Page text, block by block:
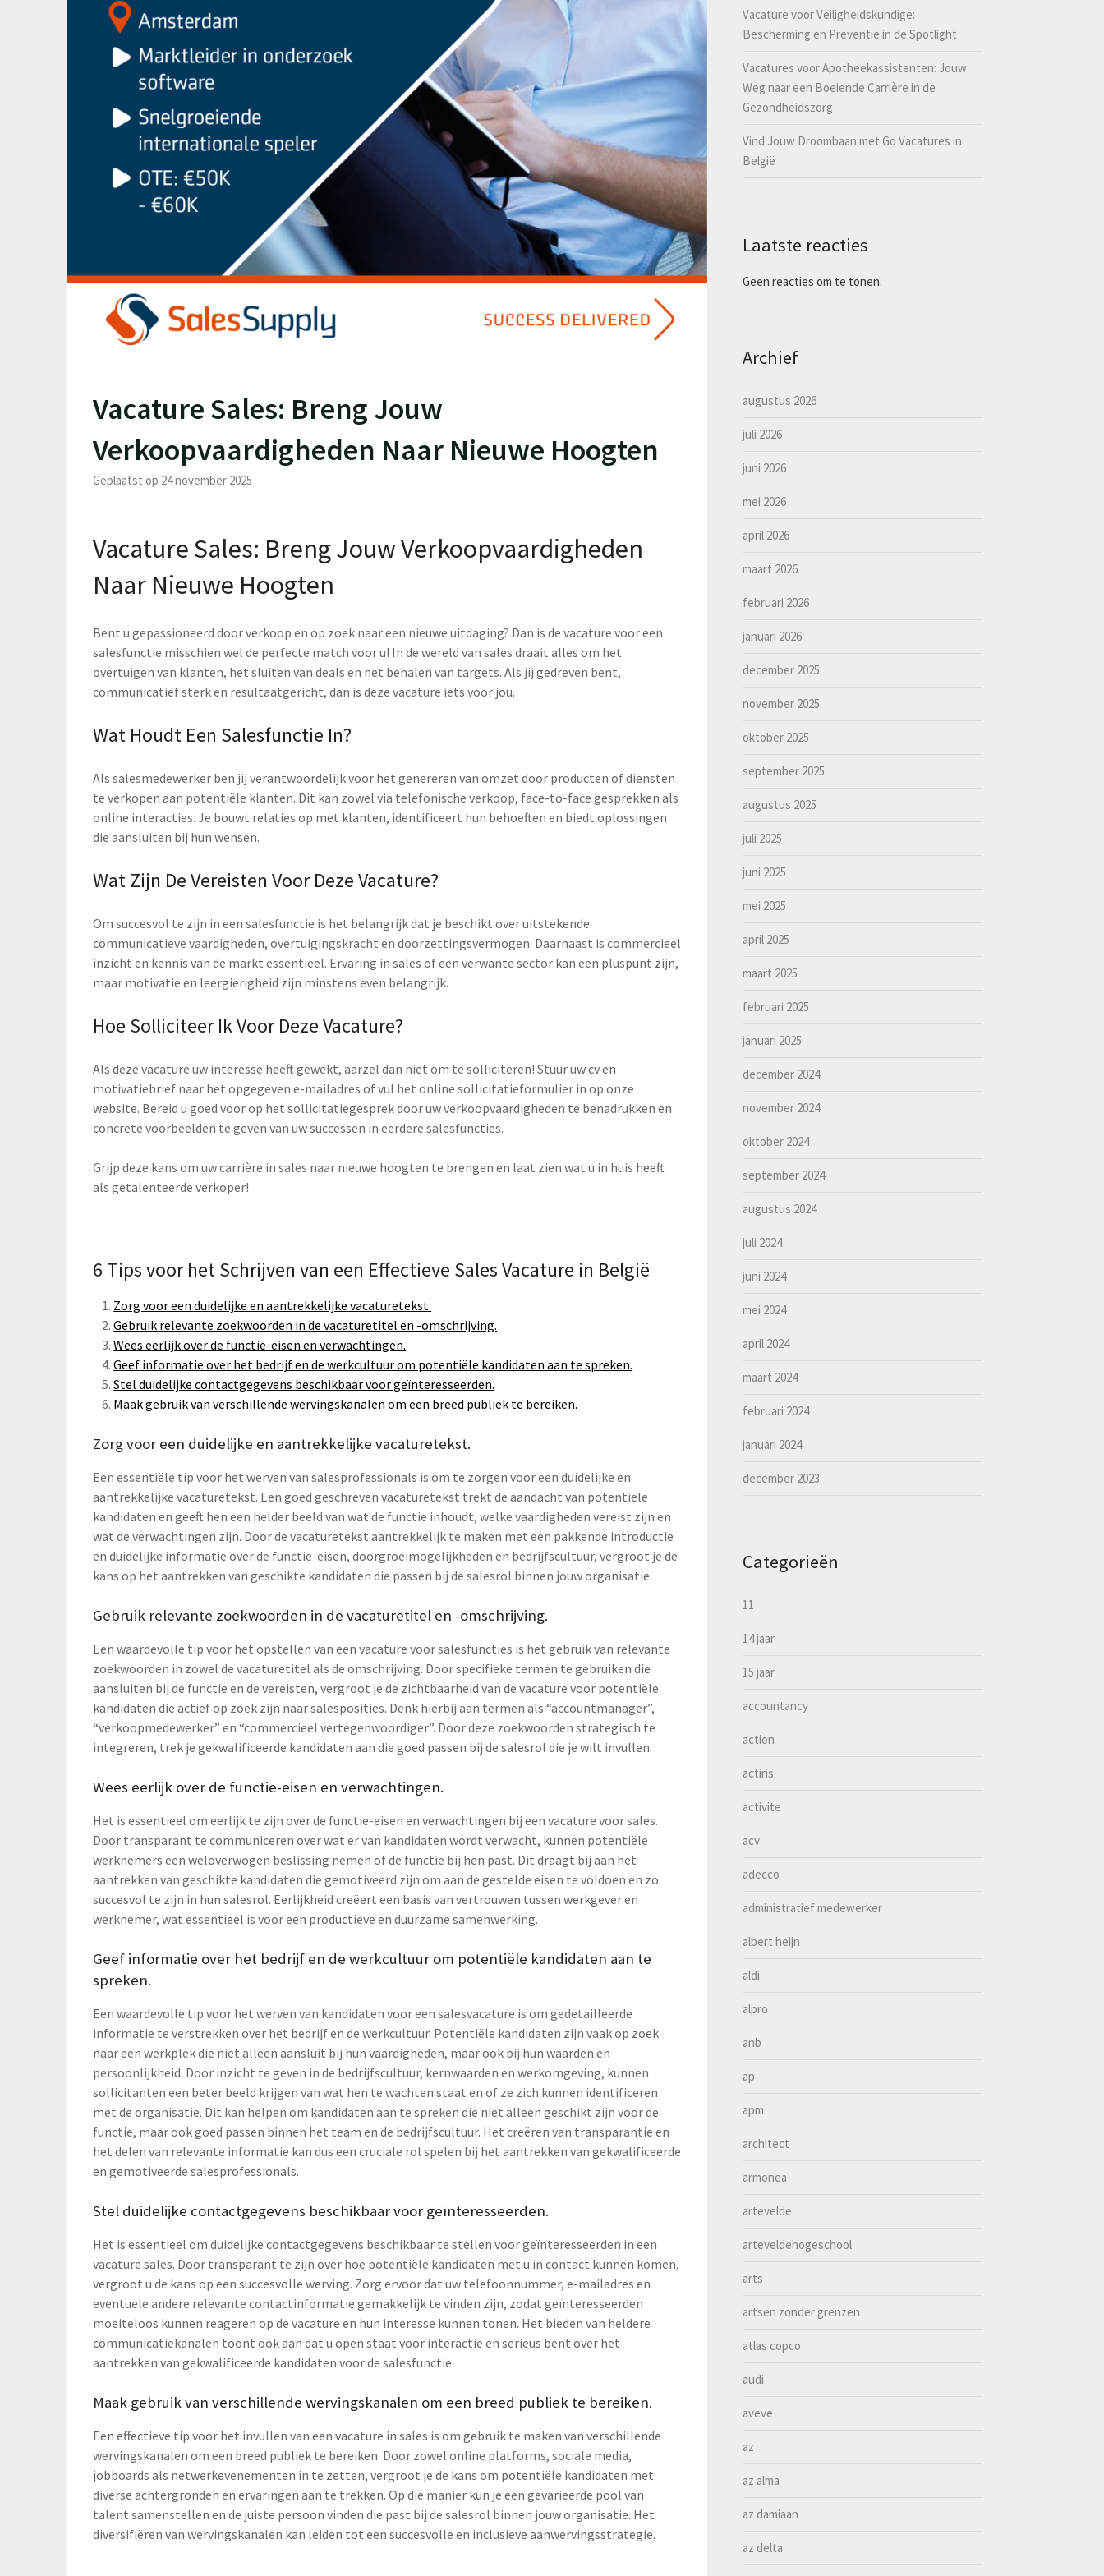
Vacature Sales: Breng Jouw
Verkoopvaardigheden Naar Nieuwe Hoogten
Geplaatst op 24 november 2025
Vacature Sales: Breng Jouw Verkoopvaardigheden
Naar Nieuwe Hoogten
Bent u gepassioneerd door verkoop en op zoek naar een nieuwe uitdaging? Dan is de vacature voor een
salesfunctie misschien wel de perfecte match voor u! In de wereld van sales draait alles om het
overtuigen van klanten, het sluiten van deals en het behalen van targets. Als jij gedreven bent,
communicatief sterk en resultaatgericht, dan is deze vacature iets voor jou.
Wat Houdt Een Salesfunctie In?
Als salesmedewerker ben jij verantwoordelijk voor het genereren van omzet door producten of diensten
te verkopen aan potentiële klanten. Dit kan zowel via telefonische verkoop, face-to-face gesprekken als
online interacties. Je bouwt relaties op met klanten, identificeert hun behoeften en biedt oplossingen
die aansluiten bij hun wensen.
Wat Zijn De Vereisten Voor Deze Vacature?
Om succesvol te zijn in een salesfunctie is het belangrijk dat je beschikt over uitstekende
communicatieve vaardigheden, overtuigingskracht en doorzettingsvermogen. Daarnaast is commercieel
inzicht en kennis van de markt essentieel. Ervaring in sales of een verwante sector kan een pluspunt zijn,
maar motivatie en leergierigheid zijn minstens even belangrijk.
Hoe Solliciteer Ik Voor Deze Vacature?
Als deze vacature uw interesse heeft gewekt, aarzel dan niet om te solliciteren! Stuur uw cv en
motivatiebrief naar het opgegeven e-mailadres of vul het online sollicitatieformulier in op onze
website. Bereid u goed voor op het sollicitatiegesprek door uw verkoopvaardigheden te benadrukken en
concrete voorbeelden te geven van uw successen in eerdere salesfuncties.
Grijp deze kans om uw carrière in sales naar nieuwe hoogten te brengen en laat zien wat u in huis heeft
als getalenteerde verkoper!
6 Tips voor het Schrijven van een Effectieve Sales Vacature in België
Zorg voor een duidelijke en aantrekkelijke vacaturetekst.
Gebruik relevante zoekwoorden in de vacaturetitel en -omschrijving.
Wees eerlijk over de functie-eisen en verwachtingen.
Geef informatie over het bedrijf en de werkcultuur om potentiële kandidaten aan te spreken.
Stel duidelijke contactgegevens beschikbaar voor geïnteresseerden.
Maak gebruik van verschillende wervingskanalen om een breed publiek te bereiken.
Zorg voor een duidelijke en aantrekkelijke vacaturetekst.
Een essentiële tip voor het werven van salesprofessionals is om te zorgen voor een duidelijke en
aantrekkelijke vacaturetekst. Een goed geschreven vacaturetekst trekt de aandacht van potentiële
kandidaten en geeft hen een helder beeld van wat de functie inhoudt, welke vaardigheden vereist zijn en
wat de verwachtingen zijn. Door de vacaturetekst aantrekkelijk te maken met een pakkende introductie
en duidelijke informatie over de functie-eisen, doorgroeimogelijkheden en bedrijfscultuur, vergroot je de
kans op het aantrekken van geschikte kandidaten die passen bij de salesrol binnen jouw organisatie.
Gebruik relevante zoekwoorden in de vacaturetitel en -omschrijving.
Een waardevolle tip voor het opstellen van een vacature voor salesfuncties is het gebruik van relevante
zoekwoorden in zowel de vacaturetitel als de omschrijving. Door specifieke termen te gebruiken die
aansluiten bij de functie en de vereisten, vergroot je de zichtbaarheid van de vacature voor potentiële
kandidaten die actief op zoek zijn naar salesposities. Denk hierbij aan termen als “accountmanager”,
“verkoopmedewerker” en “commercieel vertegenwoordiger”. Door deze zoekwoorden strategisch te
integreren, trek je gekwalificeerde kandidaten aan die goed passen bij de salesrol die je wilt invullen.
Wees eerlijk over de functie-eisen en verwachtingen.
Het is essentieel om eerlijk te zijn over de functie-eisen en verwachtingen bij een vacature voor sales.
Door transparant te communiceren over wat er van kandidaten wordt verwacht, kunnen potentiële
werknemers een weloverwogen beslissing nemen of de functie bij hen past. Dit draagt bij aan het
aantrekken van geschikte kandidaten die gemotiveerd zijn om aan de gestelde eisen te voldoen en zo
succesvol te zijn in hun salesrol. Eerlijkheid creëert een basis van vertrouwen tussen werkgever en
werknemer, wat essentieel is voor een productieve en duurzame samenwerking.
Geef informatie over het bedrijf en de werkcultuur om potentiële kandidaten aan te
spreken.
Een waardevolle tip voor het werven van kandidaten voor een salesvacature is om gedetailleerde
informatie te verstrekken over het bedrijf en de werkcultuur. Potentiële kandidaten zijn vaak op zoek
naar een werkplek die niet alleen aansluit bij hun vaardigheden, maar ook bij hun waarden en
persoonlijkheid. Door inzicht te geven in de bedrijfscultuur, kernwaarden en werkomgeving, kunnen
sollicitanten een beter beeld krijgen van wat hen te wachten staat en of ze zich kunnen identificeren
met de organisatie. Dit kan helpen om kandidaten aan te spreken die niet alleen geschikt zijn voor de
functie, maar ook goed passen binnen het team en de bedrijfscultuur. Het creëren van transparantie en
het delen van relevante informatie kan dus een cruciale rol spelen bij het aantrekken van gekwalificeerde
en gemotiveerde salesprofessionals.
Stel duidelijke contactgegevens beschikbaar voor geïnteresseerden.
Het is essentieel om duidelijke contactgegevens beschikbaar te stellen voor geïnteresseerden in een
vacature sales. Door transparant te zijn over hoe potentiële kandidaten met u in contact kunnen komen,
vergroot u de kans op een succesvolle werving. Zorg ervoor dat uw telefoonnummer, e-mailadres en
eventuele andere relevante contactinformatie gemakkelijk te vinden zijn, zodat geïnteresseerden
moeiteloos kunnen reageren op de vacature en hun interesse kunnen tonen. Het bieden van heldere
communicatiekanalen toont ook aan dat u open staat voor interactie en serieus bent over het
aantrekken van gekwalificeerde kandidaten voor de salesfunctie.
Maak gebruik van verschillende wervingskanalen om een breed publiek te bereiken.
Een effectieve tip voor het invullen van een vacature in sales is om gebruik te maken van verschillende
wervingskanalen om een breed publiek te bereiken. Door zowel online platforms, sociale media,
jobboards als netwerkevenementen in te zetten, vergroot je de kans om potentiële kandidaten met
diverse achtergronden en ervaringen aan te trekken. Op die manier kun je een gevarieerde pool van
talent samenstellen en de juiste persoon vinden die past bij de salesrol binnen jouw organisatie. Het
diversifiëren van wervingskanalen kan leiden tot een succesvolle en inclusieve aanwervingsstrategie.
Vacature voor Veiligheidskundige:
Bescherming en Preventie in de Spotlight
Vacatures voor Apotheekassistenten: Jouw
Weg naar een Boeiende Carrière in de
Gezondheidszorg
Vind Jouw Droombaan met Go Vacatures in
België
Laatste reacties
Geen reacties om te tonen.
Archief
augustus 2026
juli 2026
juni 2026
mei 2026
april 2026
maart 2026
februari 2026
januari 2026
december 2025
november 2025
oktober 2025
september 2025
augustus 2025
juli 2025
juni 2025
mei 2025
april 2025
maart 2025
februari 2025
januari 2025
december 2024
november 2024
oktober 2024
september 2024
augustus 2024
juli 2024
juni 2024
mei 2024
april 2024
maart 2024
februari 2024
januari 2024
december 2023
Categorieën
11
14 jaar
15 jaar
accountancy
action
actiris
activite
acv
adecco
administratief medewerker
albert heijn
aldi
alpro
anb
ap
apm
architect
armonea
artevelde
arteveldehogeschool
arts
artsen zonder grenzen
atlas copco
audi
aveve
az
az alma
az damiaan
az delta